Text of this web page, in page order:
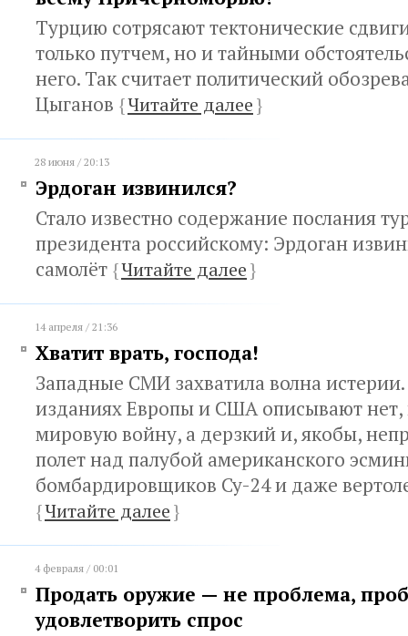
Турцию сотрясают тектонические
только путчем, но и тайными
него. Так считает политический
Цыганов {Читайте далее}
28 июня / 20:13
Эрдоган извинился?
Стало известно содержание послания
президента российскому: Эрдоган
самолёт {Читайте далее}
14 апреля / 21:36
Хватит врать, господа!
Западные СМИ захватила волна
изданиях Европы и США описывают нет,
мировую войну, а дерзкий и, якобы,
полет над палубой американского
бомбардировщиков Су-24 и даже
{Читайте далее}
4 февраля / 00:01
Продать оружие — не проблема,
удовлетворить спрос